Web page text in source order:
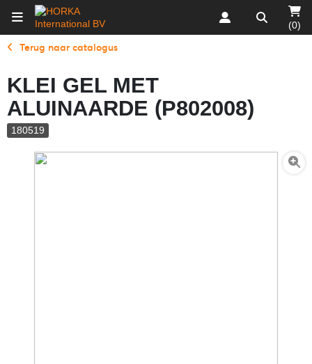
(0)
Terug naar catalogus
KLEI GEL MET
ALUINAARDE (P802008)
180519